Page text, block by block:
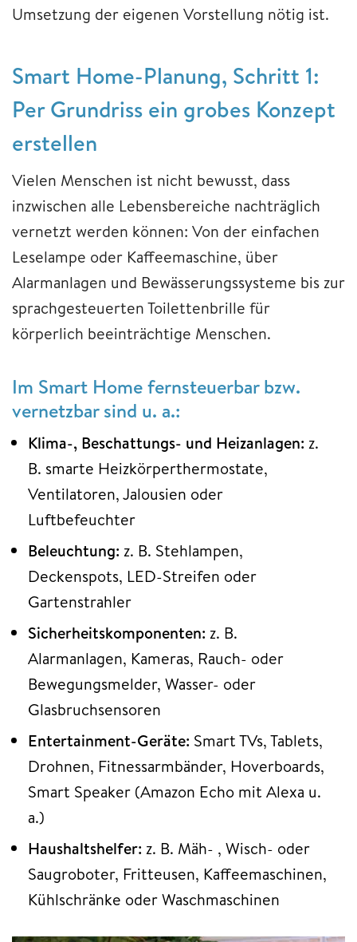
Umsetzung der eigenen Vorstellung nötig ist.
Smart Home-Planung, Schritt 1:
Per Grundriss ein grobes Konzept
erstellen
Vielen Menschen ist nicht bewusst, dass
inzwischen alle Lebensbereiche nachträglich
vernetzt werden können: Von der einfachen
Leselampe oder Kaffeemaschine, über
Alarmanlagen und Bewässerungssysteme bis zur
sprachgesteuerten Toilettenbrille für
körperlich beeinträchtige Menschen.
Im Smart Home fernsteuerbar bzw.
vernetzbar sind u. a.:
Klima-, Beschattungs- und Heizanlagen: z.
B. smarte Heizkörperthermostate,
Ventilatoren, Jalousien oder
Luftbefeuchter
Beleuchtung: z. B. Stehlampen,
Deckenspots, LED-Streifen oder
Gartenstrahler
Sicherheitskomponenten: z. B.
Alarmanlagen, Kameras, Rauch- oder
Bewegungsmelder, Wasser- oder
Glasbruchsensoren
Entertainment-Geräte: Smart TVs, Tablets,
Drohnen, Fitnessarmbänder, Hoverboards,
Smart Speaker (Amazon Echo mit Alexa u.
a.)
Haushaltshelfer: z. B. Mäh- , Wisch- oder
Saugroboter, Fritteusen, Kaffeemaschinen,
Kühlschränke oder Waschmaschinen